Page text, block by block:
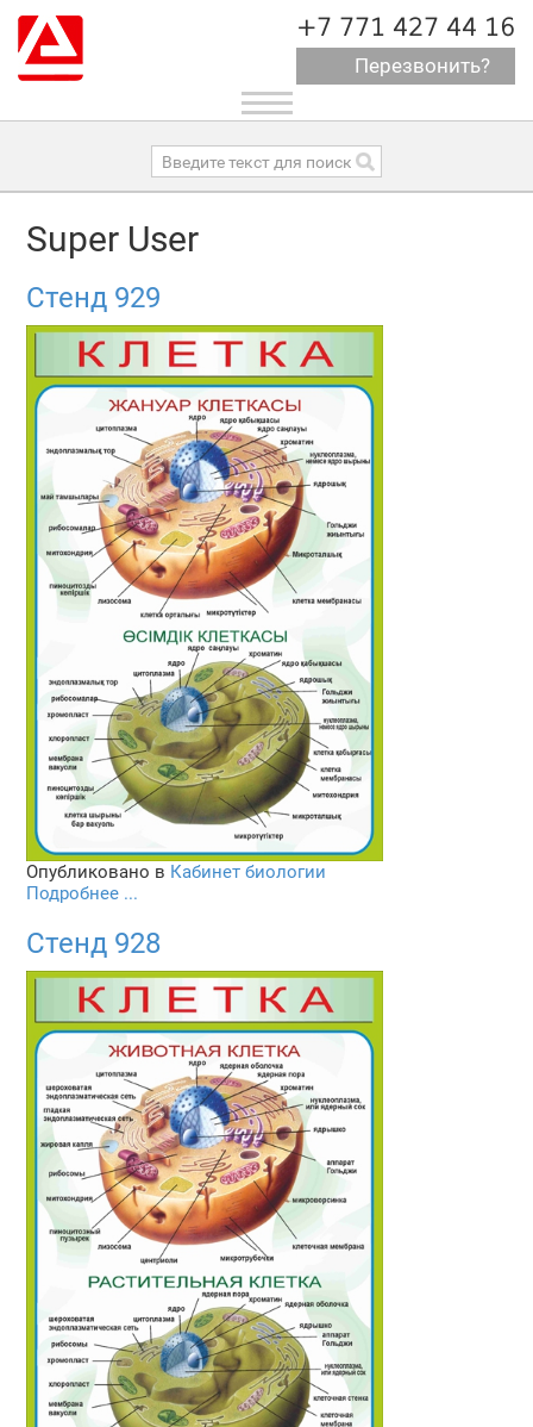
+7 771 427 44 16
Перезвонить?
Toggle
navigation
Super User
Стенд 929
Опубликовано в Кабинет биологии
Подробнее ...
Стенд 928